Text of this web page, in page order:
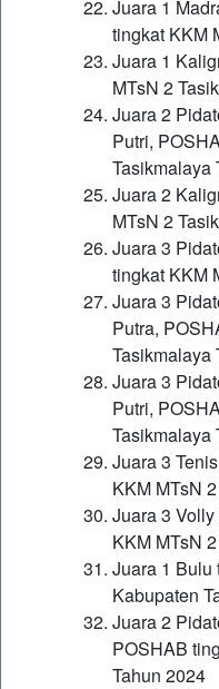
Juara 1
tingkat KKM
Juara 1
MTsN 2
Juara 2
Putri,
Tasikmalaya
Juara 2
MTsN 2
Juara 3
tingkat KKM
Juara 3
Putra,
Tasikmalaya
Juara 3
Putri,
Tasikmalaya
Juara 3
KKM MTsN
Juara 3
KKM MTsN
Juara 1 Bulu
Kabupaten
Juara 2
POSHAB
Tahun 2024